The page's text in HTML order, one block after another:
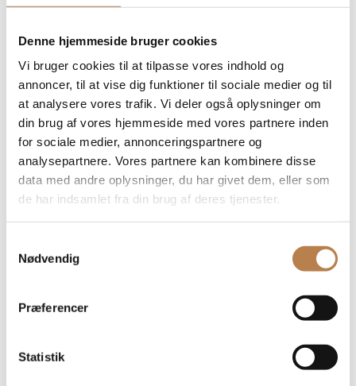
Denne hjemmeside bruger cookies
Vi bruger cookies til at tilpasse vores indhold og
annoncer, til at vise dig funktioner til sociale medier og til
at analysere vores trafik. Vi deler også oplysninger om
din brug af vores hjemmeside med vores partnere inden
for sociale medier, annonceringspartnere og
analysepartnere. Vores partnere kan kombinere disse
data med andre oplysninger, du har givet dem, eller som
de har indsamlet fra din brug af deres tjenester.
Nødvendig
Præferencer
Statistik
VELKOMMEN TIL
RESTAURANT
UPSTAIRS I ROSKILDE
Italien.
Vores store saftige grillede bøffer er vores varemærke og
serveres altid med årstidernes grøntsager.
aftensmenu, hvor du selv kan vælge ud fra et udvalg af